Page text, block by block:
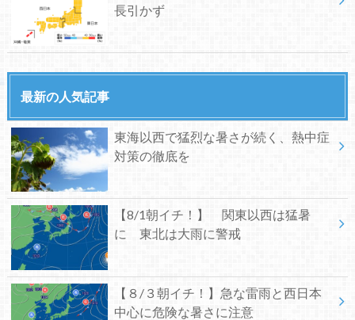
長引かず
最新の人気記事
東海以西で猛烈な暑さが続く、熱中症
対策の徹底を
【8/1朝イチ！】 関東以西は猛暑
に 東北は大雨に警戒
【８/３朝イチ！】急な雷雨と西日本
中心に危険な暑さに注意